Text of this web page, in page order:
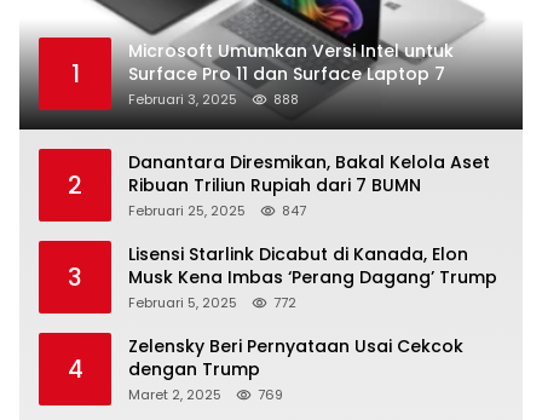
1
Microsoft Umumkan Versi Intel untuk
Surface Pro 11 dan Surface Laptop 7
Februari 3, 2025 888
2
Danantara Diresmikan, Bakal Kelola Aset
Ribuan Triliun Rupiah dari 7 BUMN
Februari 25, 2025 847
3
Lisensi Starlink Dicabut di Kanada, Elon
Musk Kena Imbas ‘Perang Dagang’ Trump
Februari 5, 2025 772
4
Zelensky Beri Pernyataan Usai Cekcok
dengan Trump
Maret 2, 2025 769